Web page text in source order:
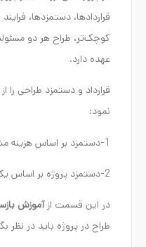
قراردادها، دستمزدها،
کوچک‌تر، طراح هر دو
عهده دارد.
قرارداد و دستمزد طراحی را
نمود:
1-دستمزد بر اساس هزینه مشخصی برای واحد سطح
2-دستمزد پروژه بر اساس یک طراحی با زمان مشخص
در این قسمت ازآموزش
طراح در پروژه باید در نظر